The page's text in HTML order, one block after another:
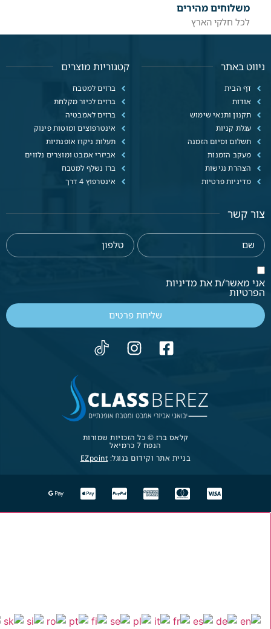
משלוחים מהירים
לכל חלקי הארץ
ניווט באתר
דף הבית
אודות
תקנון ותנאי שימוש
עגלת קניות
תשלום וסיום הזמנה
מעקב הזמנות
הצהרת נגישות
מדיניות פרטיות
קטגוריות מוצרים
ברזים למטבח
ברזים לכיור מקלחת
ברזים לאמבטיה
אינטרפוצים ומוטות פינוק
תעלות ניקוז אופנתיות
אביזרי אמבט ומוצרים נלווים
ברז נשלף למטבח
אינטרפוץ 4 דרך
צור קשר
אני מאשר/ת את מדיניות
הפרטיות
שליחת פרטים
קלאס ברז © כל הזכויות שמורות
הנפח 7 כרמיאל
בניית אתר וקידום בגוגל:EZpoint